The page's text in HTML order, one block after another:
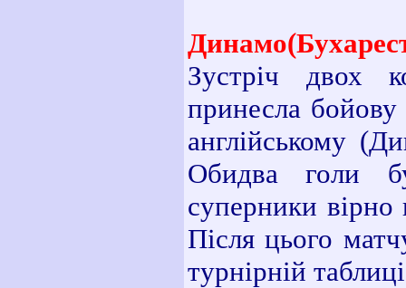
Зустріч двох
принесла
англійському
Обидва голи
суперники вірно
Після цього
турнірній